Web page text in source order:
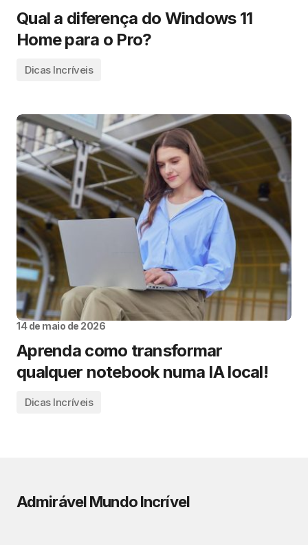
Qual a diferença do Windows 11
Home para o Pro?
Dicas Incríveis
14 de maio de 2026
Aprenda como transformar
qualquer notebook numa IA local!
Dicas Incríveis
Admirável Mundo Incrível